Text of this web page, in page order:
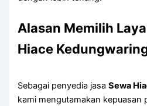
Alasan Memilih
Hiace
Sebagai penyedia jasaSewa
kami mengutamakan kepuasan